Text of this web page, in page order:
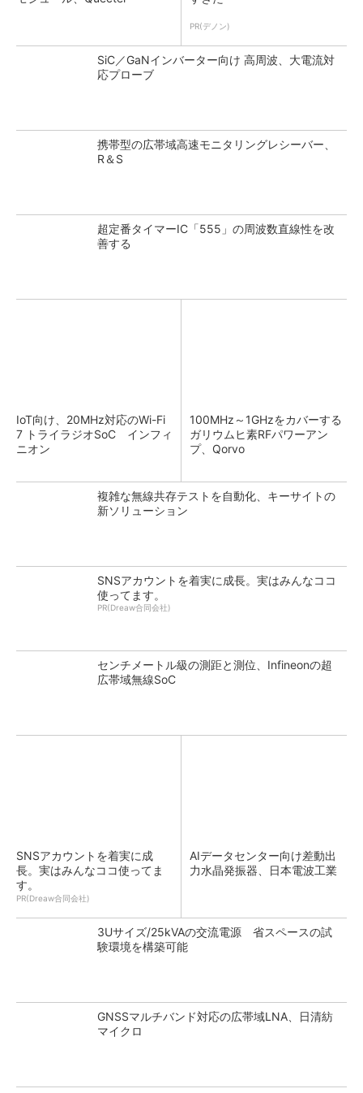
PR(デノン)
SiC／GaNインバーター向け 高周波、大電流対
応プローブ
携帯型の広帯域高速モニタリングレシーバー、
R＆S
超定番タイマーIC「555」の周波数直線性を改
善する
IoT向け、20MHz対応のWi-Fi
7 トライラジオSoC インフィ
ニオン
100MHz～1GHzをカバーする
ガリウムヒ素RFパワーアン
プ、Qorvo
複雑な無線共存テストを自動化、キーサイトの
新ソリューション
SNSアカウントを着実に成長。実はみんなココ
使ってます。
PR(Dreaw合同会社)
センチメートル級の測距と測位、Infineonの超
広帯域無線SoC
SNSアカウントを着実に成
長。実はみんなココ使ってま
す。
PR(Dreaw合同会社)
AIデータセンター向け差動出
力水晶発振器、日本電波工業
3Uサイズ/25kVAの交流電源 省スペースの試
験環境を構築可能
GNSSマルチバンド対応の広帯域LNA、日清紡
マイクロ